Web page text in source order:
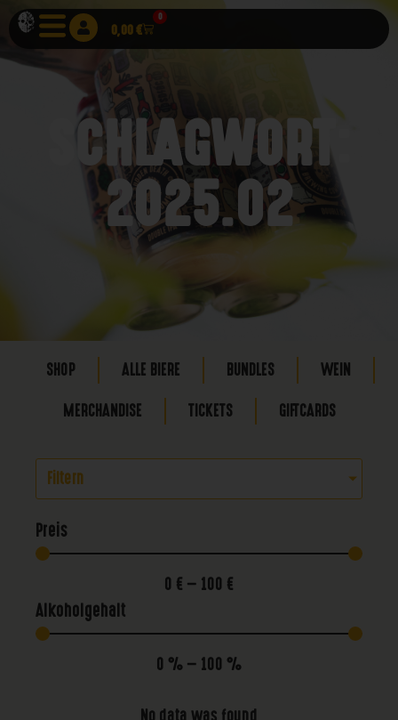
0,00€
0
SCHLAGWORT:
2025.02
SHOP ALLE BIERE BUNDLES WEIN
MERCHANDISE TICKETS GIFTCARDS
Filtern
Preis
0 € — 100 €
Alkoholgehalt
0 % — 100 %
No data was found